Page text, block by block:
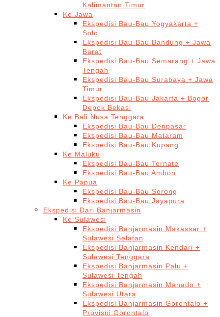
Kalimantan Timur
Ke Jawa
Ekspedisi Bau-Bau Yogyakarta +
Solo
Ekspedisi Bau-Bau Bandung + Jawa
Barat
Ekspedisi Bau-Bau Semarang + Jawa
Tengah
Ekspedisi Bau-Bau Surabaya + Jawa
Timur
Ekspedisi Bau-Bau Jakarta + Bogor
Depok Bekasi
Ke Bali Nusa Tenggara
Ekspedisi Bau-Bau Denpasar
Ekspedisi Bau-Bau Mataram
Ekspedisi Bau-Bau Kupang
Ke Maluku
Ekspedisi Bau-Bau Ternate
Ekspedisi Bau-Bau Ambon
Ke Papua
Ekspedisi Bau-Bau Sorong
Ekspedisi Bau-Bau Jayapura
Ekspedisi Dari Banjarmasin
Ke Sulawesi
Ekspedisi Banjarmasin Makassar +
Sulawesi Selatan
Ekspedisi Banjarmasin Kendari +
Sulawesi Tenggara
Ekspedisi Banjarmasin Palu +
Sulawesi Tengah
Ekspedisi Banjarmasin Manado +
Sulawesi Utara
Ekspedisi Banjarmasin Gorontalo +
Provisni Gorontalo